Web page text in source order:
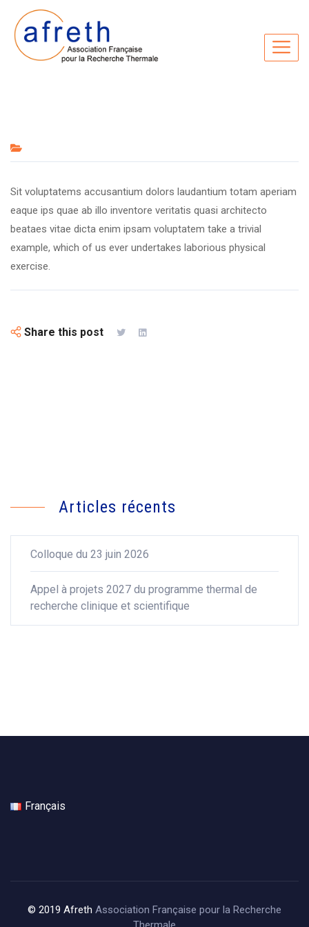
Sit voluptatems accusantium dolors laudantium totam aperiam
eaque ips quae ab illo inventore veritatis quasi architecto
beataes vitae dicta enim ipsam voluptatem take a trivial
example, which of us ever undertakes laborious physical
exercise.
Share this post
Articles récents
Colloque du 23 juin 2026
Appel à projets 2027 du programme thermal de
recherche clinique et scientifique
Français
© 2019 Afreth Association Française pour la Recherche